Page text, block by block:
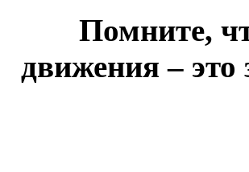
Помните,
движения – это